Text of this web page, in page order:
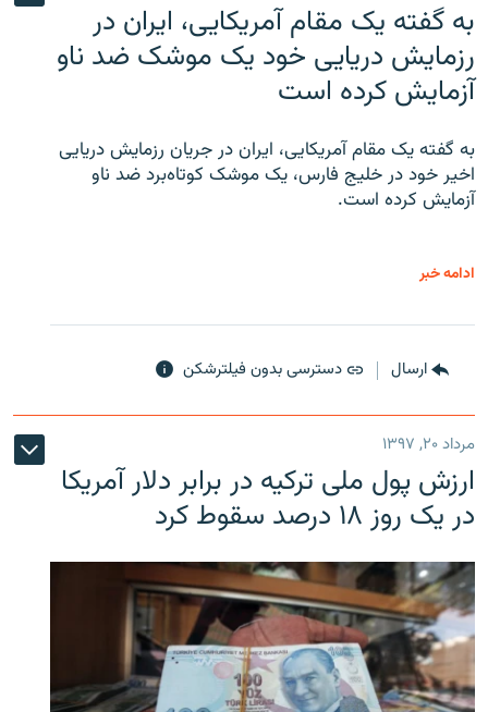
به گفته یک مقام آمریکایی، ایران در
رزمایش دریایی خود یک موشک ضد ناو
آزمایش کرده است
به گفته یک مقام آمریکایی، ایران در جریان رزمایش دریایی
اخیر خود در خلیج فارس، یک موشک کوتاه‌برد ضد ناو
آزمایش کرده است.
ادامه خبر
ارسال دسترسی بدون فیلترشکن
مرداد ۲۰, ۱۳۹۷
ارزش پول ملی ترکیه در برابر دلار آمریکا
در یک روز ۱۸ درصد سقوط کرد